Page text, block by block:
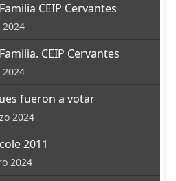
CEIP Cervantes
2024
CEIP Cervantes
2024
fueron a votar
2024
2011
2024